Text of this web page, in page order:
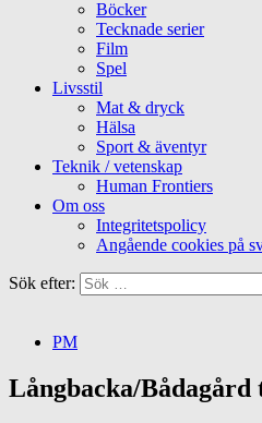
Böcker
Tecknade serier
Film
Spel
Livsstil
Mat & dryck
Hälsa
Sport & äventyr
Teknik / vetenskap
Human Frontiers
Om oss
Integritetspolicy
Angående cookies på
Sök efter:
PM
Långbacka/